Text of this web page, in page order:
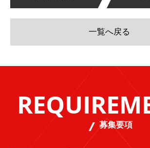
一覧へ戻る
募集要項